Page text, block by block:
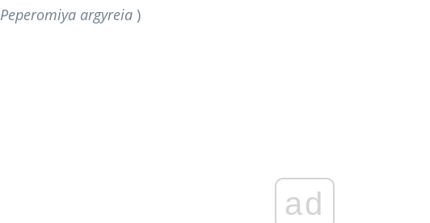
Peperomiya argyreia )
ad